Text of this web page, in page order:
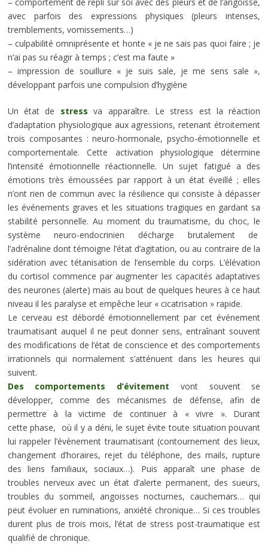
avec parfois des expressions physiques (pleurs intenses,
tremblements, vomissements…)
– culpabilité omniprésente et honte « je ne sais pas quoi faire ; je
n’ai pas su réagir à temps ; c’est ma faute »
– impression de souillure « je suis sale, je me sens sale »,
développant parfois une compulsion d’hygiène
Un état de stress va apparaître. Le stress est la réaction
d’adaptation physiologique aux agressions, retenant étroitement
trois composantes : neuro-hormonale, psycho-émotionnelle et
comportementale. Cette activation physiologique détermine
l’intensité émotionnelle réactionnelle. Un sujet fatigué a des
émotions très émoussées par rapport à un état éveillé ; elles
n’ont rien de commun avec la résilience qui consiste à dépasser
les événements graves et les situations tragiques en gardant sa
stabilité personnelle. Au moment du traumatisme, du choc, le
système neuro-endocrinien décharge brutalement de
l’adrénaline dont témoigne l’état d’agitation, ou au contraire de la
sidération avec tétanisation de l’ensemble du corps. L’élévation
du cortisol commence par augmenter les capacités adaptatives
des neurones (alerte) mais au bout de quelques heures à ce haut
niveau il les paralyse et empêche leur « cicatrisation » rapide.
Le cerveau est débordé émotionnellement par cet événement
traumatisant auquel il ne peut donner sens, entraînant souvent
des modifications de l’état de conscience et des comportements
irrationnels qui normalement s’atténuent dans les heures qui
suivent.
Des comportements d’évitement vont souvent se
développer, comme des mécanismes de défense, afin de
permettre à la victime de continuer à « vivre ». Durant
cette phase, où il y a déni, le sujet évite toute situation pouvant
lui rappeler l’évènement traumatisant (contournement des lieux,
changement d’horaires, rejet du téléphone, des mails, rupture
des liens familiaux, sociaux…). Puis apparaît une phase de
troubles nerveux avec un état d’alerte permanent, des sueurs,
troubles du sommeil, angoisses nocturnes, cauchemars… qui
peut évoluer en ruminations, anxiétéchronique… Si ces troubles
durent plus de trois mois, l’état de stress post-traumatique est
qualifié de chronique.